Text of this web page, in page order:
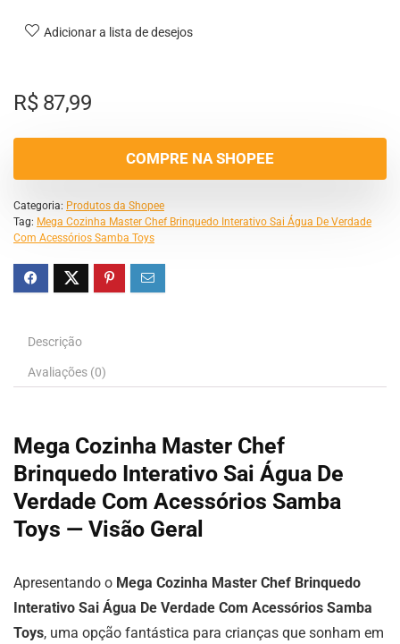
Adicionar a lista de desejos
R$87,99
COMPRE NA SHOPEE
Categoria: Produtos da Shopee
Tag: Mega Cozinha Master Chef Brinquedo Interativo Sai Água De Verdade
Com Acessórios Samba Toys
Descrição
Avaliações (0)
Mega Cozinha Master Chef
Brinquedo Interativo Sai Água De
Verdade Com Acessórios Samba
Toys — Visão Geral
Apresentando o Mega Cozinha Master Chef Brinquedo
Interativo Sai Água De Verdade Com Acessórios Samba
Toys, uma opção fantástica para crianças que sonham em